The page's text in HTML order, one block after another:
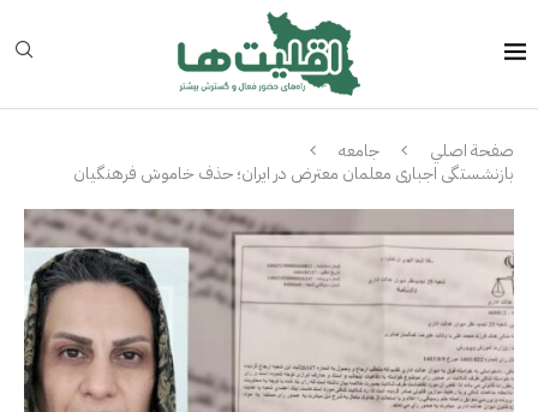
صفحة اصلي
جامعه
بازنشستگی اجباری معلمان معترض در ایران؛ حذف خاموش فرهنگیان